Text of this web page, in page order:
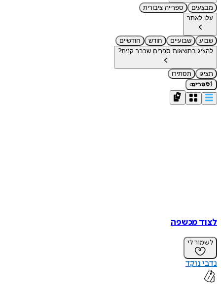
מבצעים
ספרייה ציבורית
עלו לאתר
שבוע שבועיים חודש
חודשיים
להציג בתוצאות ספרים שכבר קנית?
תציגו
תסתירו
1ספרים›
לצוד מכשפה
לשמור לי
נדבי נוקד